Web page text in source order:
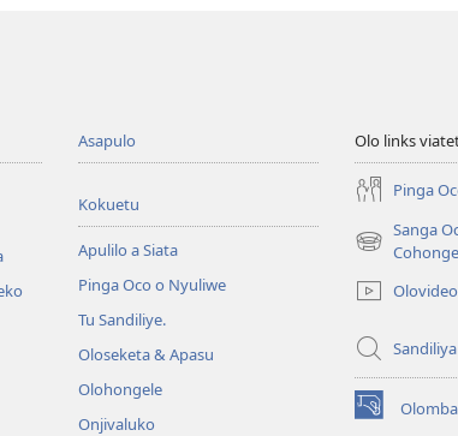
Asapulo
Kokuetu
Apulilo a Siata
Pinga Oco o Nyuliwe
Tu Sandiliye.
Oloseketa & Apasu
Olohongele
Onjivaluko
Olo links
Pinga
Sanga
(yikula
yokaliye)Olovideo
Sandiliya
(yikula